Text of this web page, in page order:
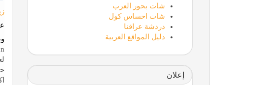
شات بحور العرب
شات احساس كول
دردشة عراقنا
دليل المواقع العربية
إعلان